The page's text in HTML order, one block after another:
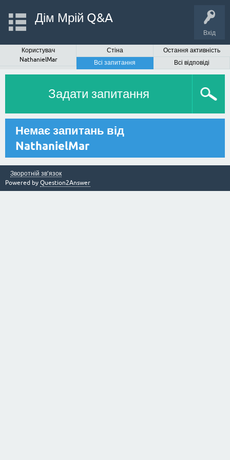
Вхід
Дім Мрій Q&A
Користувач
NathanielMar
Стіна
Остання активність
Всі запитання
Всі відповіді
Задати запитання
Немає запитань від
NathanielMar
Зворотній зв’язок
Powered by Question2Answer